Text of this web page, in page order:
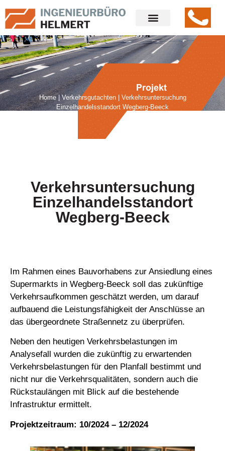
Home|Verkehrsgutachten|Verkehrsuntersuchung
Einzelhandelsstandort Wegberg-Beeck
Verkehrsuntersuchung
Einzelhandelsstandort
Wegberg-Beeck
Im Rahmen eines Bauvorhabens zur Ansiedlung eines
Supermarkts in Wegberg-Beeck soll das zukünftige
Verkehrsaufkommen geschätzt werden, um darauf
aufbauend die Leistungsfähigkeit der Anschlüsse an
das übergeordnete Straßennetz zu überprüfen.
Neben den heutigen Verkehrsbelastungen im
Analysefall wurden die zukünftig zu erwartenden
Verkehrsbelastungen für den Planfall bestimmt und
nicht nur die Verkehrsqualitäten, sondern auch die
Rückstaulängen mit Blick auf die bestehende
Infrastruktur ermittelt.
Projektzeitraum: 10/2024 – 12/2024